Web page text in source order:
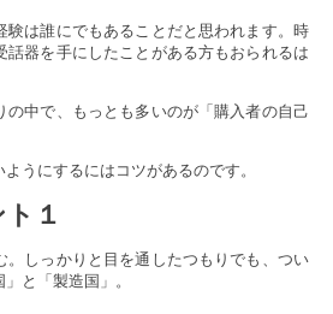
験は誰にでもあることだと思われます。時
話器を手にしたことがある方もおられるは
の中で、もっとも多いのが「購入者の自己
うにするにはコツがあるのです。
ト１
。しっかりと目を通したつもりでも、つい
と「製造国」。